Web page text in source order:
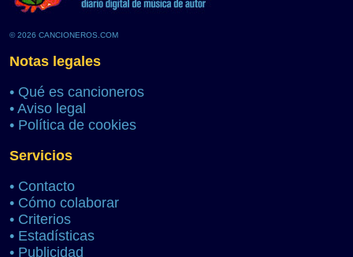
© 2026 CANCIONEROS.COM
Notas legales
• Qué es cancioneros
• Aviso legal
• Política de cookies
Servicios
• Contacto
• Cómo colaborar
• Criterios
• Estadísticas
• Publicidad